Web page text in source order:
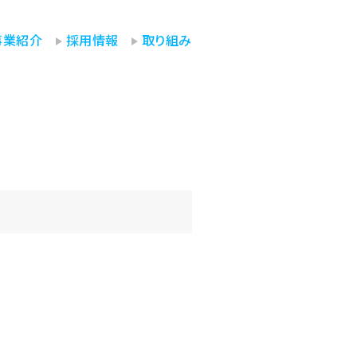
紹介 採用情報 取り組み